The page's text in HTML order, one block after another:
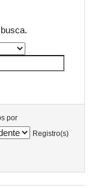
por
Registro(s)